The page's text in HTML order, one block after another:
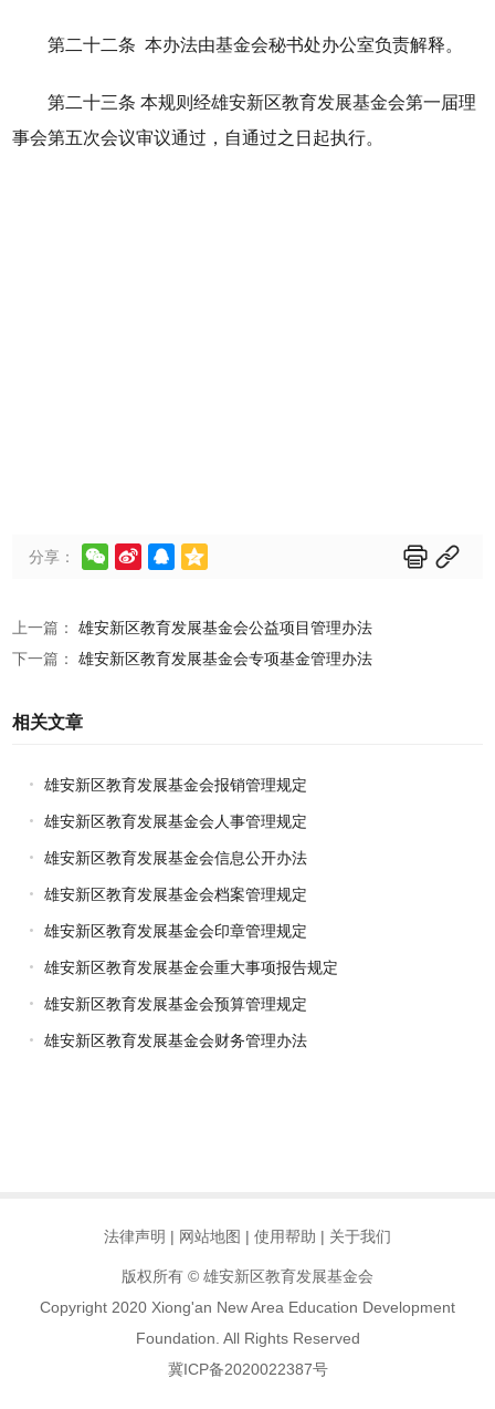
第二十二条 本办法由基金会秘书处办公室负责解释。
第二十三条 本规则经雄安新区教育发展基金会第一届理
事会第五次会议审议通过，自通过之日起执行。
分享：      
上一篇：雄安新区教育发展基金会公益项目管理办法
下一篇：雄安新区教育发展基金会专项基金管理办法
相关文章
雄安新区教育发展基金会报销管理规定
雄安新区教育发展基金会人事管理规定
雄安新区教育发展基金会信息公开办法
雄安新区教育发展基金会档案管理规定
雄安新区教育发展基金会印章管理规定
雄安新区教育发展基金会重大事项报告规定
雄安新区教育发展基金会预算管理规定
雄安新区教育发展基金会财务管理办法
法律声明 | 网站地图 | 使用帮助 | 关于我们
版权所有 © 雄安新区教育发展基金会
Copyright 2020 Xiong'an New Area Education Development
Foundation. All Rights Reserved
冀ICP备2020022387号